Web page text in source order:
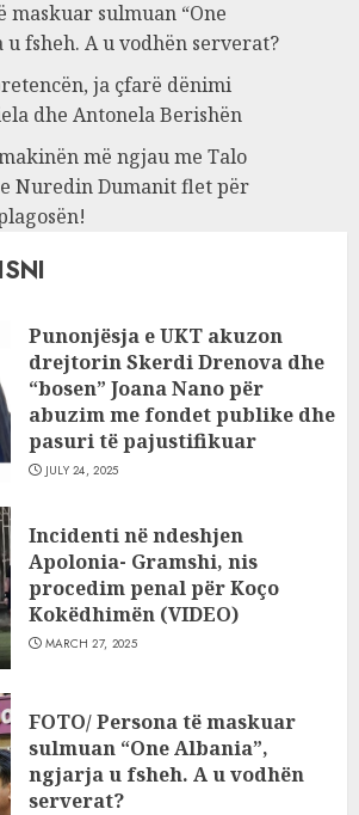
maskuar sulmuan “One
fsheh. A u vodhën serverat?
ja çfarë dënimi
dhe Antonela Berishën
më ngjau me Talo
e Nuredin Dumanit flet për
Punonjësja e UKT akuzon
drejtorin Skerdi Drenova dhe
“bosen” Joana Nano për
abuzim me fondet publike dhe
pasuri të pajustifikuar
JULY 24, 2025
Incidenti në ndeshjen
Apolonia- Gramshi, nis
procedim penal për Koço
Kokëdhimën (VIDEO)
MARCH 27, 2025
FOTO/ Persona të maskuar
sulmuan “One Albania”,
ngjarja u fsheh. A u vodhën
serverat?